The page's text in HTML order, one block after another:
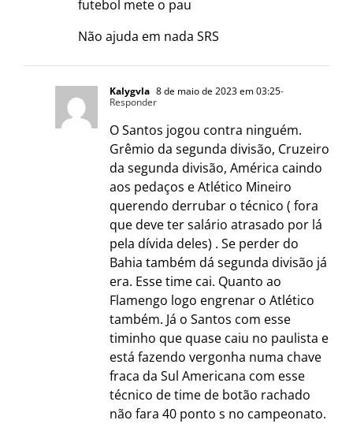
futebol mete o pau
Não ajuda em nada SRS
Kalygvla 8 de maio de 2023 em 03:25-
Responder
O Santos jogou contra ninguém.
Grêmio da segunda divisão, Cruzeiro
da segunda divisão, América caindo
aos pedaços e Atlético Mineiro
querendo derrubar o técnico ( fora
que deve ter salário atrasado por lá
pela dívida deles) . Se perder do
Bahia também dá segunda divisão já
era. Esse time cai. Quanto ao
Flamengo logo engrenar o Atlético
também. Já o Santos com esse
timinho que quase caiu no paulista e
está fazendo vergonha numa chave
fraca da Sul Americana com esse
técnico de time de botão rachado
não fara 40 ponto s no campeonato.